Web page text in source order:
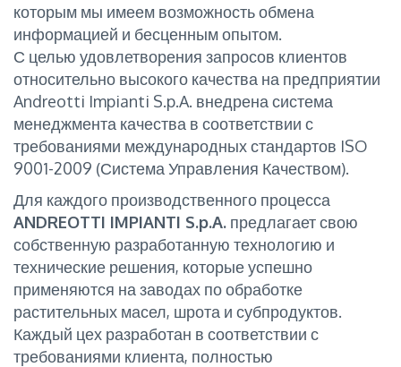
которым мы имеем возможность обмена
информацией и бесценным опытом.
С целью удовлетворения запросов клиентов
относительно высокого качества на предприятии
Andreotti Impianti S.p.A. внедрена система
менеджмента качества в соответствии с
требованиями международных стандартов ISO
9001-2009 (Система Управления Качеством).
Для каждого производственного процесса
ANDREOTTI IMPIANTI S.p.A. предлагает свою
собственную разработанную технологию и
технические решения, которые успешно
применяются на заводах по обработке
растительных масел, шрота и субпродуктов.
Каждый цех разработан в соответствии с
требованиями клиента, полностью